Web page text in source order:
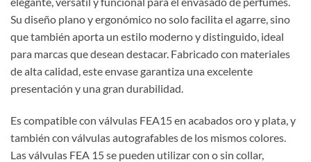
Su diseño plano y ergonómico no solo facilita el agarre, sino
que también aporta un estilo moderno y distinguido, ideal
para marcas que desean destacar. Fabricado con materiales
de alta calidad, este envase garantiza una excelente
presentación y una gran durabilidad.
Es compatible con válvulas FEA15 en acabados oro y plata, y
también con válvulas autografables de los mismos colores.
Las válvulas FEA 15 se pueden utilizar con o sin collar,